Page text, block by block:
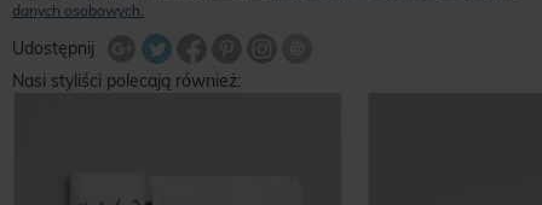
danych osobowych.
Udostępnij
Share FacebookUdostępnij na Google+
Udostępnij na Google+
Nasi styliści polecają również: